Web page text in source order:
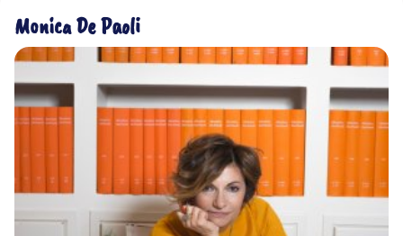
Unser Netzwerk
Unsere Gemeinschaft
Monica De Paoli